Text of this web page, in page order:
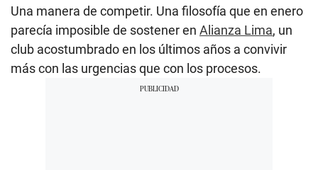
Una manera de competir. Una filosofía que en enero
parecía imposible de sostener en Alianza Lima, un
club acostumbrado en los últimos años a convivir
más con las urgencias que con los procesos.